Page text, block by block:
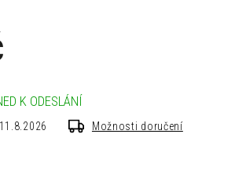
K ODESLÁNÍ
11.8.2026 Možnosti doručení